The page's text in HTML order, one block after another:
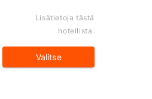
Lisätietoja tästä
hotellista:
Valitse